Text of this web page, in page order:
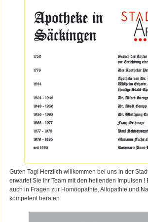
Guten Tag! Herzlich willkommen bei uns in der
erwartet Sie Ihr Team mit den heilenden Impulsen !
auch in Fragen zur Homöopathie, Allopathie und
kompetent beraten.